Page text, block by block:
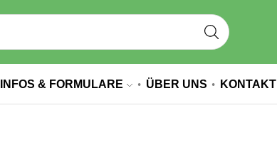
INFOS & FORMULARE ÜBER UNS KONTAKT